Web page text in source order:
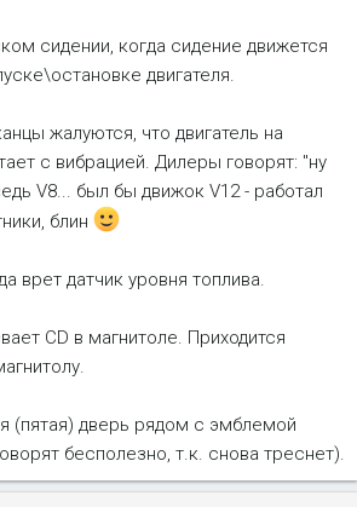
сидении, когда сидение движется
двигателя.
жалуются, что двигатель на
с вибрацией. Дилеры говорят: "ну
V8... был бы движок V12 - работал
блин
врет датчик уровня топлива.
CD в магнитоле. Приходится
(пятая) дверь рядом с эмблемой
бесполезно, т.к. снова треснет).